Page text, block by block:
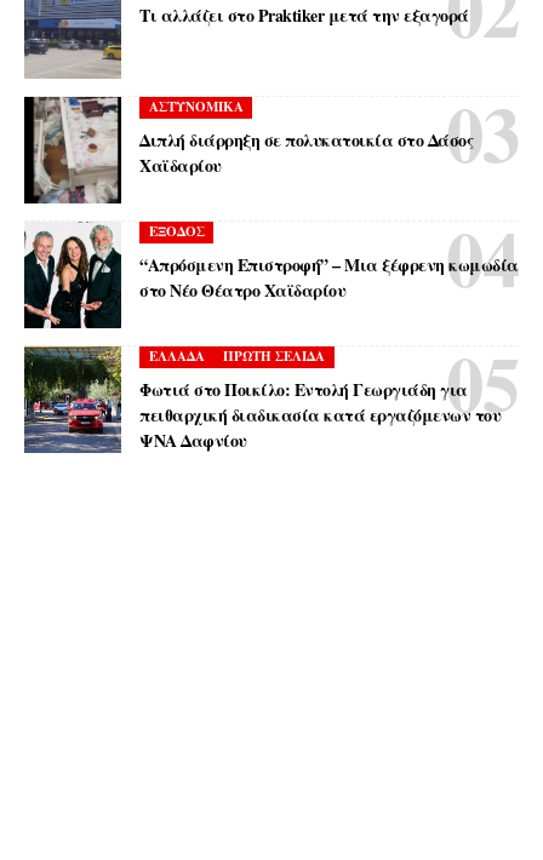
Τι αλλάζει στο Praktiker μετά την εξαγορά
ΑΣΤΥΝΟΜΙΚΑ
Διπλή διάρρηξη σε πολυκατοικία στο Δάσος
Χαϊδαρίου
ΕΞΟΔΟΣ
“Απρόσμενη Επιστροφή” – Μια ξέφρενη κωμωδία
στο Νέο Θέατρο Χαϊδαρίου
ΕΛΛΑΔΑ ΠΡΩΤΗ ΣΕΛΙΔΑ
Φωτιά στο Ποικίλο: Εντολή Γεωργιάδη για
πειθαρχική διαδικασία κατά εργαζόμενων του
ΨΝΑ Δαφνίου